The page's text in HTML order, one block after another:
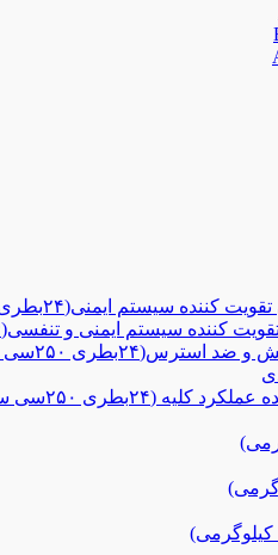
سیستم ایمنی(۲۴بطری ۲۵۰سی سی)
سیستم ایمنی و تنفسی(۲۴بطری ۲۵۰سی سی)
۲۵۰سی سی)
(۲۴بطری ۲۵۰سی سی)